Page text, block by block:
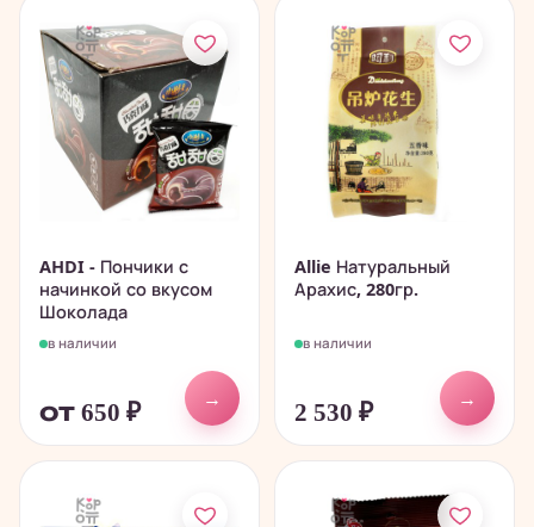
AHDI - Пончики с
начинкой со вкусом
Шоколада
в наличии
от 650 ₽
→
Allie Натуральный
Арахис, 280гр.
в наличии
2 530 ₽
→